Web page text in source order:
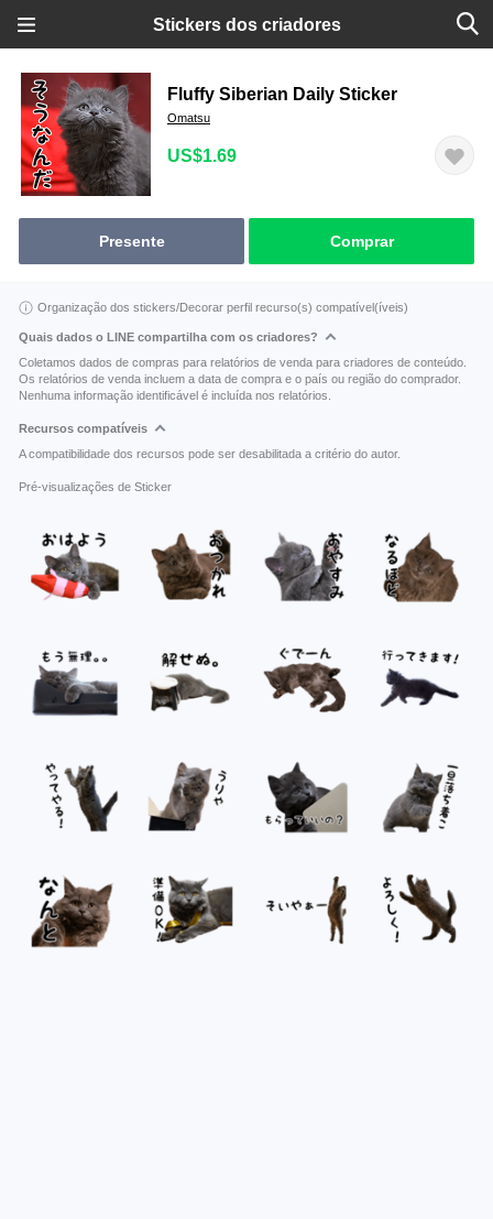
Stickers dos criadores
Fluffy Siberian Daily Sticker
Omatsu
US$1.69
Presente Comprar
Organização dos stickers/Decorar perfil recurso(s) compatível(íveis)
Quais dados o LINE compartilha com os criadores?
Coletamos dados de compras para relatórios de venda para criadores de conteúdo.
Os relatórios de venda incluem a data de compra e o país ou região do comprador.
Nenhuma informação identificável é incluída nos relatórios.
Recursos compatíveis
A compatibilidade dos recursos pode ser desabilitada a critério do autor.
Pré-visualizações de Sticker